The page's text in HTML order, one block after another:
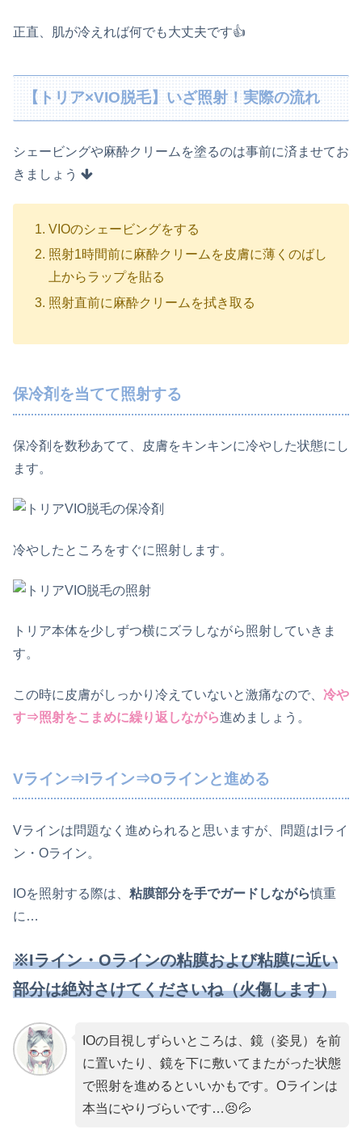
正直、肌が冷えれば何でも大丈夫です👍
【トリア×VIO脱毛】いざ照射！実際の流れ
シェービングや麻酔クリームを塗るのは事前に済ませてお
きましょう
VIOのシェービングをする
照射1時間前に麻酔クリームを皮膚に薄くのばし
上からラップを貼る
照射直前に麻酔クリームを拭き取る
保冷剤を当てて照射する
保冷剤を数秒あてて、皮膚をキンキンに冷やした状態にし
ます。
冷やしたところをすぐに照射します。
トリア本体を少しずつ横にズラしながら照射していきま
す。
この時に皮膚がしっかり冷えていないと激痛なので、 冷や
す⇒照射をこまめに繰り返しながら進めましょう。
Vライン⇒Iライン⇒Oラインと進める
Vラインは問題なく進められると思いますが、問題はIライ
ン・Oライン。
IOを照射する際は、 粘膜部分を手でガードしながら慎重
に…
※Iライン・Oラインの粘膜および粘膜に近い
部分は絶対さけてくださいね（火傷します）
IOの目視しずらいところは、鏡（姿見）を前
に置いたり、鏡を下に敷いてまたがった状態
で照射を進めるといいかもです。Oラインは
本当にやりづらいです…😣💦